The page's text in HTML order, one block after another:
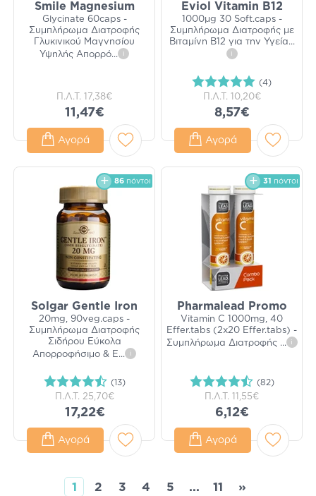
Smile Magnesium
Glycinate 60caps -
Συμπλήρωμα Διατροφής
Γλυκινικού Μαγνησίου
Υψηλής Απορρό... i
Π.Λ.Τ. 17,38€
11,47€
Αγορά
Eviol Vitamin B12
1000μg 30 Soft.caps -
Συμπλήρωμα Διατροφής με
Βιταμίνη Β12 για την Υγεία...
i
(4)
Π.Λ.Τ. 10,20€
8,57€
Αγορά
86 πόντοι
Solgar Gentle Iron
20mg, 90veg.caps -
Συμπλήρωμα Διατροφής
Σιδήρου Εύκολα
Απορροφήσιμο & Ε... i
(13)
Π.Λ.Τ. 25,70€
17,22€
Αγορά
31 πόντοι
Pharmalead Promo
Vitamin C 1000mg, 40
Effer.tabs (2x20 Effer.tabs) -
Συμπλήρωμα Διατροφής ... i
(82)
Π.Λ.Τ. 11,55€
6,12€
Αγορά
1 2 3 4 5 ... 11 »